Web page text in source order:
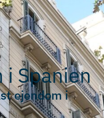
i Spanien
ejendom i